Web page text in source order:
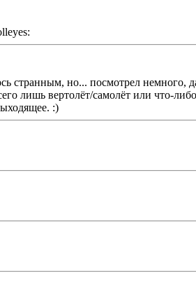
странным, но... посмотрел немного,
лишь вертолёт/cамолёт или что-
:)